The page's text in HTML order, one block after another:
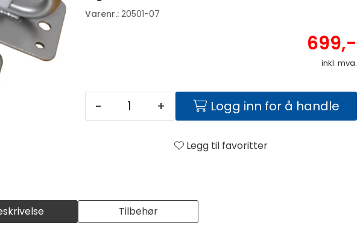
Tilbehør
Varenr.: 20501-07
699,-
inkl. mva.
- + Logg inn for å handle
Legg til favoritter